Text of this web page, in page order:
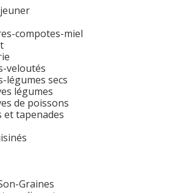
compotes-miel
veloutés
légumes secs
légumes
de poissons
tapenades
Graines